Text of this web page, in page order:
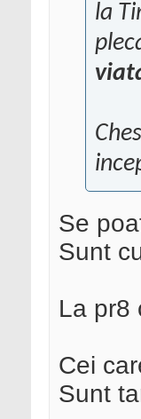
la
Se
Sunt
La pr8
Cei
Sunt